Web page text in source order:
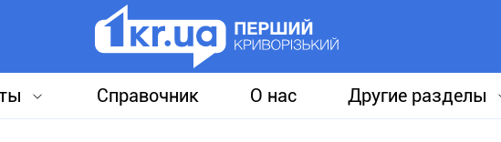
Справочник О нас Другие разделы